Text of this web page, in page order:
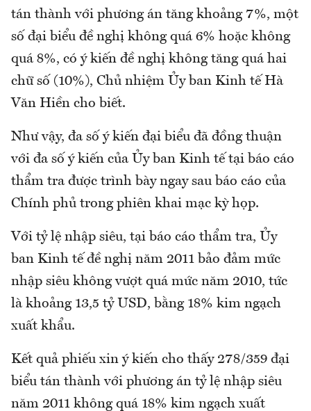
tán thành với phương án tăng khoảng 7%, một
số đại biểu đề nghị không quá 6% hoặc không
quá 8%, có ý kiến đề nghị không tăng quá hai
chữ số (10%), Chủ nhiệm Ủy ban Kinh tế Hà
Văn Hiền cho biết.
Như vậy, đa số ý kiến đại biểu đã đồng thuận
với đa số ý kiến của Ủy ban Kinh tế tại báo cáo
thẩm tra được trình bày ngay sau báo cáo của
Chính phủ trong phiên khai mạc kỳ họp.
Với tỷ lệ nhập siêu, tại báo cáo thẩm tra, Ủy
ban Kinh tế đề nghị năm 2011 bảo đảm mức
nhập siêu không vượt quá mức năm 2010, tức
là khoảng 13,5 tỷ USD, bằng 18% kim ngạch
xuất khẩu.
Kết quả phiếu xin ý kiến cho thấy 278/359 đại
biểu tán thành với phương án tỷ lệ nhập siêu
năm 2011 không quá 18% kim ngạch xuất